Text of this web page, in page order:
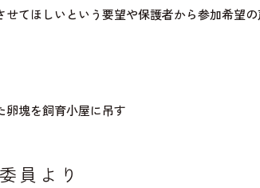
せてほしいという要望や保護者から参加希望
卵塊を飼育小屋に吊す
員より